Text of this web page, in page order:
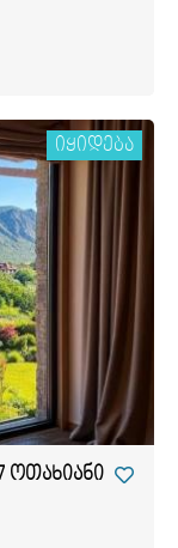
იყიდება
ოთახიანი